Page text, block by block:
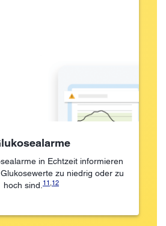
in Echtzeit informieren
zu niedrig oder zu
hoch sind. 11 ,12